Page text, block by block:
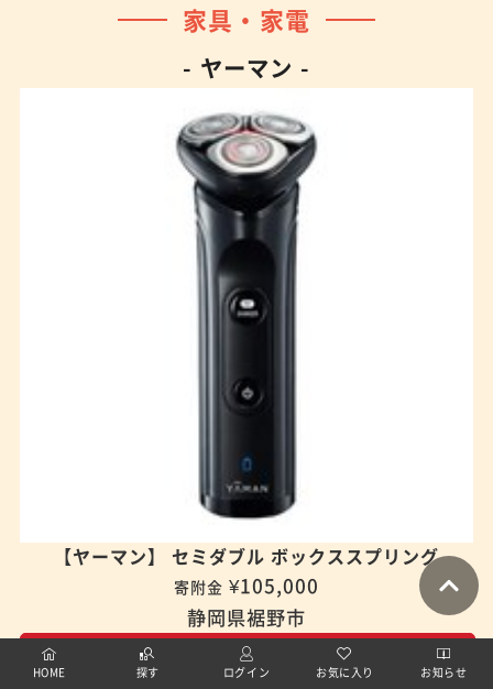
家具・家電
- ヤーマン -
【ヤーマン】 セミダブル ボックススプリング
寄附金 ¥105,000
静岡県裾野市
寄附はこちら
HOME 探す ログイン お気に入り お知らせ